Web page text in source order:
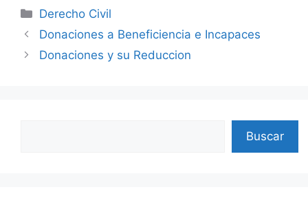
Categories
Derecho Civil
Donaciones a Beneficiencia e Incapaces
Donaciones y su Reduccion
Buscar